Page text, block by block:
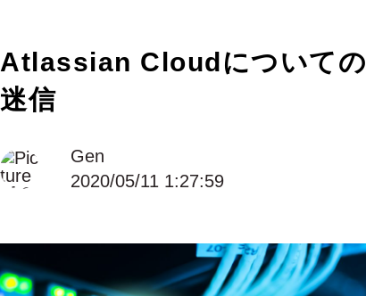
Atlassian Cloudについての
迷信
Gen
2020/05/11 1:27:59